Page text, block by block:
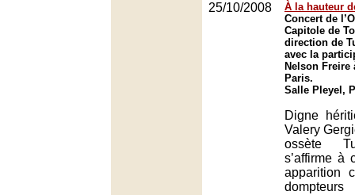
25/10/2008
À la hauteur
Concert de
Capitole de
direction de
avec la
Nelson Freire
Paris.
Salle Pleyel,
Digne
Valery
ossète
s’affirme à
apparition
dompteurs